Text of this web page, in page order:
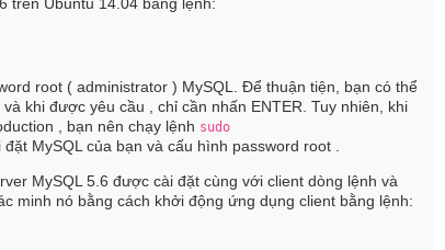
root ( administrator ) MySQL. Để thuận tiện, bạn có thể
khi được yêu cầu , chỉ cần nhấn ENTER. Tuy nhiên, khi
, bạn nên chạy lệnh sudo
MySQL của bạn và cấu hình password root .
MySQL 5.6 được cài đặt cùng với client dòng lệnh và
minh nó bằng cách khởi động ứng dụng client bằng lệnh: